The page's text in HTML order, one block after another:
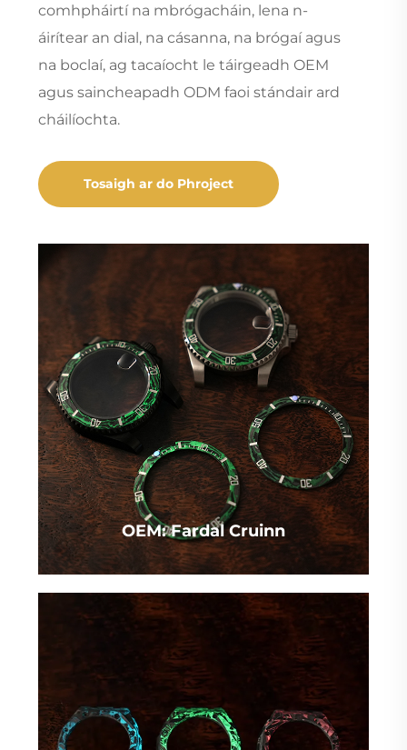
comhpháirtí na mbrógacháin, lena n-
áirítear an dial, na cásanna, na brógaí agus
na boclaí, ag tacaíocht le táirgeadh OEM
agus saincheapadh ODM faoi stándair ard
cháilíochta.
Tosaigh ar do Phroject
OEM: Fardal Cruinn